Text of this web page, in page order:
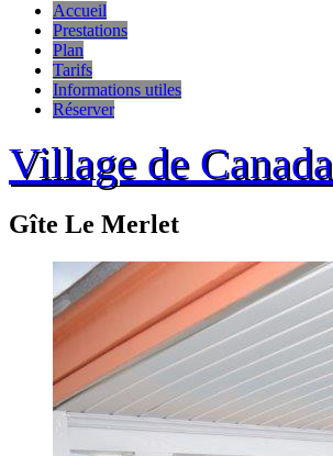
Accueil
Prestations
Plan
Tarifs
Informations utiles
Réserver
Village de Canada
Gîte Le Merlet